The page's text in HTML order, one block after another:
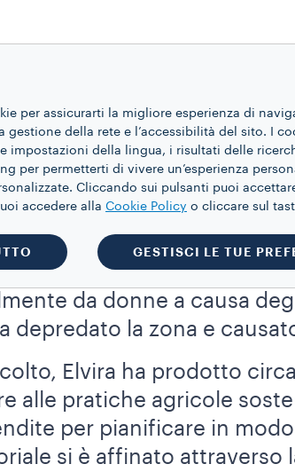
di genere e
instancabilmente
famiglie e comunità,
di donne.
donna di 40 anni, aspira a
Guatemala. Risiede a
che ospita la comunità
da donne a causa
depredato la zona e
Elvira ha prodotto circa
alle pratiche agricole
per pianificare in
si è affinato attraverso
per assicurarti la migliore esperienza di
gestione della rete e l’accessibilità del sito. I
impostazioni della lingua, i risultati delle
per permetterti di vivere un’esperienza
Cliccando sui pulsanti puoi
accedere alla Cookie Policy o cliccare sul
GESTISCI LE TUE